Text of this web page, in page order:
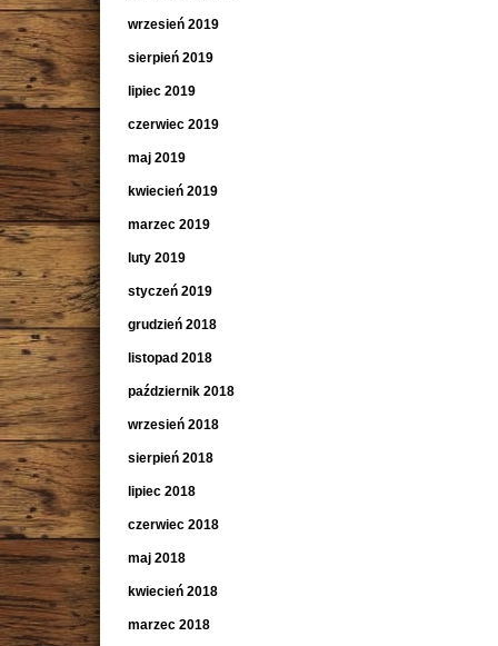
wrzesień 2019
sierpień 2019
lipiec 2019
czerwiec 2019
maj 2019
kwiecień 2019
marzec 2019
luty 2019
styczeń 2019
grudzień 2018
listopad 2018
październik 2018
wrzesień 2018
sierpień 2018
lipiec 2018
czerwiec 2018
maj 2018
kwiecień 2018
marzec 2018